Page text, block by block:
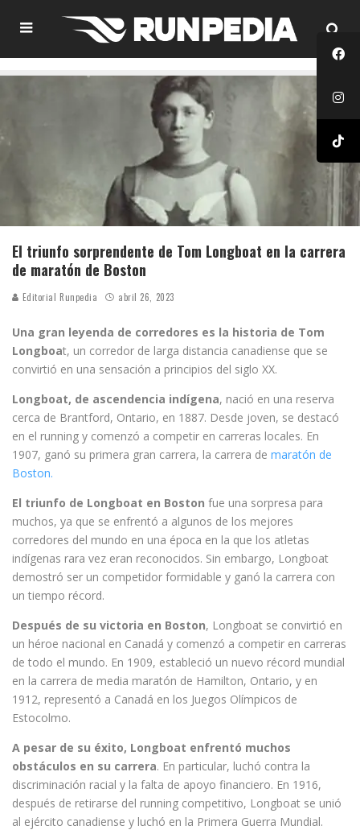
El triunfo sorprendente de Tom Longboat en la carrera
de maratón de Boston
Editorial Runpedia abril 26, 2023
Una gran leyenda de corredores es la historia de Tom
Longboat, un corredor de larga distancia canadiense que se
convirtió en una sensación a principios del siglo XX.
Longboat, de ascendencia indígena, nació en una reserva
cerca de Brantford, Ontario, en 1887. Desde joven, se destacó
en el running y comenzó a competir en carreras locales. En
1907, ganó su primera gran carrera, la carrera de maratón de
Boston.
El triunfo de Longboat en Boston fue una sorpresa para
muchos, ya que se enfrentó a algunos de los mejores
corredores del mundo en una época en la que los atletas
indígenas rara vez eran reconocidos. Sin embargo, Longboat
demostró ser un competidor formidable y ganó la carrera con
un tiempo récord.
Después de su victoria en Boston, Longboat se convirtió en
un héroe nacional en Canadá y comenzó a competir en carreras
de todo el mundo. En 1909, estableció un nuevo récord mundial
en la carrera de media maratón de Hamilton, Ontario, y en
1912, representó a Canadá en los Juegos Olímpicos de
Estocolmo.
A pesar de su éxito, Longboat enfrentó muchos
obstáculos en su carrera. En particular, luchó contra la
discriminación racial y la falta de apoyo financiero. En 1916,
después de retirarse del running competitivo, Longboat se unió
al ejército canadiense y luchó en la Primera Guerra Mundial.